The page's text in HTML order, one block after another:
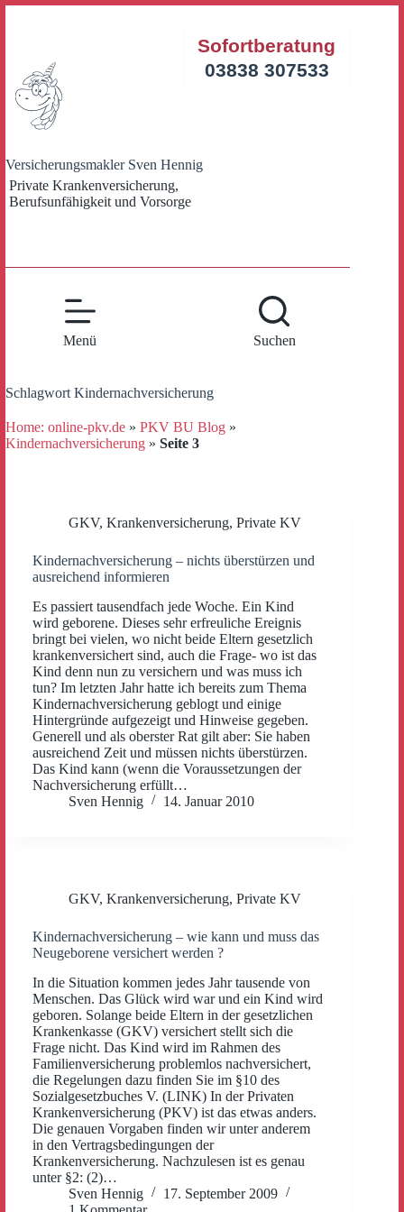
Versicherungsmakler Sven Hennig
Private Krankenversicherung,
Berufsunfähigkeit und Vorsorge
Sofortberatung
03838 307533
Menü Suchen
Schlagwort Kindernachversicherung
Home: online-pkv.de » PKV BU Blog »
Kindernachversicherung » Seite 3
GKV, Krankenversicherung, Private KV
Kindernachversicherung – nichts überstürzen und
ausreichend informieren
Es passiert tausendfach jede Woche. Ein Kind
wird geborene. Dieses sehr erfreuliche Ereignis
bringt bei vielen, wo nicht beide Eltern gesetzlich
krankenversichert sind, auch die Frage- wo ist das
Kind denn nun zu versichern und was muss ich
tun? Im letzten Jahr hatte ich bereits zum Thema
Kindernachversicherung geblogt und einige
Hintergründe aufgezeigt und Hinweise gegeben.
Generell und als oberster Rat gilt aber: Sie haben
ausreichend Zeit und müssen nichts überstürzen.
Das Kind kann (wenn die Voraussetzungen der
Nachversicherung erfüllt…
Sven Hennig
14. Januar 2010
GKV, Krankenversicherung, Private KV
Kindernachversicherung – wie kann und muss das
Neugeborene versichert werden ?
In die Situation kommen jedes Jahr tausende von
Menschen. Das Glück wird war und ein Kind wird
geboren. Solange beide Eltern in der gesetzlichen
Krankenkasse (GKV) versichert stellt sich die
Frage nicht. Das Kind wird im Rahmen des
Familienversicherung problemlos nachversichert,
die Regelungen dazu finden Sie im §10 des
Sozialgesetzbuches V. (LINK) In der Privaten
Krankenversicherung (PKV) ist das etwas anders.
Die genauen Vorgaben finden wir unter anderem
in den Vertragsbedingungen der
Krankenversicherung. Nachzulesen ist es genau
unter §2: (2)…
Sven Hennig
17. September 2009